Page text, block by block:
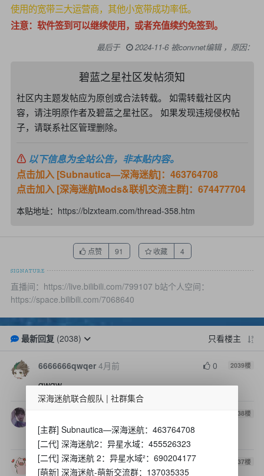
使用的宽带三大运营商，其他小宽带成功率低。
注意：软件签到可以继续使用，或者充值续约免签到。
最后于 2024-11-6 被convnet编辑 ，原因：
碧蓝之星社区发帖须知
社区内主题发帖应为原创或合法转载。 如需转载社区内
容，请注明原作者及碧蓝之星社区。 如果发现违规侵权帖
子，请联系社区管理删除。
⚠ 以下信息为全站公告，非本贴内容。
点击加入 [Subnautica—深海迷航]：463764708
点击加入 [深海迷航Mods&联机交流主群]：674477704
本贴地址： https://blzxteam.com/thread-358.htm
点赞 91 收藏 4
直播间：https://live.bilibili.com/799107 b站个人空间：
https://space.bilibili.com/7068640
最新回复(2038) 只看楼主
6666666qwqer 4月前 0 2039楼
qwqw
2038楼
1
vivianwsy 5月前 2037楼
深海迷航联合舰队 | 社群集合
[主群] Subnautica—深海迷航：463764708
[二代] 深海迷航2：异星水域：455526323
[二代] 深海迷航 2：异星水域²：690204177
[萌新] 深海迷航-萌新交流群：137035335